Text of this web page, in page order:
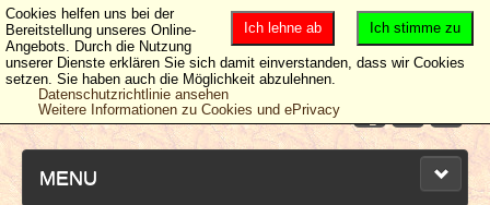
MENU
Ich stimme zu
Ich lehne ab
Cookies helfen uns bei der
Bereitstellung unseres Online-
Angebots. Durch die Nutzung
unserer Dienste erklären Sie sich damit einverstanden, dass wir Cookies
setzen. Sie haben auch die Möglichkeit abzulehnen.
Datenschutzrichtlinie ansehen
Weitere Informationen zu Cookies und ePrivacy